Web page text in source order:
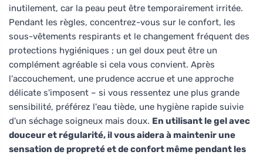
inutilement, car la peau peut être temporairement irritée.
Pendant les règles, concentrez-vous sur le confort, les
sous-vêtements respirants et le changement fréquent des
protections hygiéniques ; un gel doux peut être un
complément agréable si cela vous convient. Après
l'accouchement, une prudence accrue et une approche
délicate s'imposent – si vous ressentez une plus grande
sensibilité, préférez l'eau tiède, une hygiène rapide suivie
d'un séchage soigneux mais doux. En utilisant le gel avec
douceur et régularité, il vous aidera à maintenir une
sensation de propreté et de confort même pendant les